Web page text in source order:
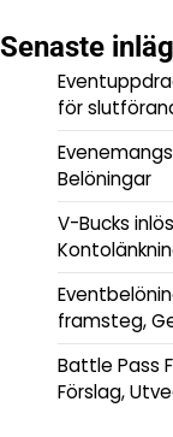
Senaste
för
Belöningar
V-Bucks
framsteg,
Battle Pass
Förslag,